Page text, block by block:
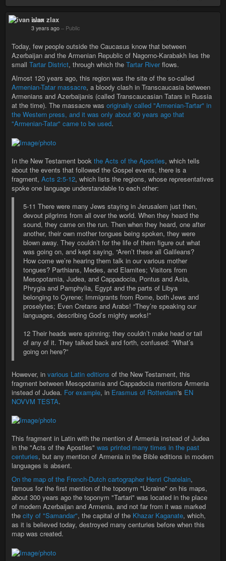
ivan zlax
3 years ago – Public
Today, few people outside the Caucasus know that between
Azerbaijan and the Armenian Republic of Nagorno-Karabakh lies the
small Tartar District, through which the Tartar Riverflows.
Almost 120 years ago, this region was the site of the so-called
Armenian-Tatar massacre, a bloody clash in Transcaucasia between
Armenians and Azerbaijanis (called Transcaucasian Tatars in Russia
at the time). The massacre was originally called "Armenian-Tartar" in
the Western press, and it was only about 90 years ago that
"Armenian-Tatar" came to be used.
In the New Testament book the Acts of the Apostles, which tells
about the events that followed the Gospel events, there is a
fragment, Acts 2:5-12, which lists the regions, whose representatives
spoke one language understandable to each other:
5-11 There were many Jews staying in Jerusalem just then,
devout pilgrims from all over the world. When they heard the
sound, they came on the run. Then when they heard, one after
another, their own mother tongues being spoken, they were
blown away. They couldn’t for the life of them figure out what
was going on, and kept saying, “Aren’t these all Galileans?
How come we’re hearing them talk in our various mother
tongues? Parthians, Medes, and Elamites; Visitors from
Mesopotamia, Judea, and Cappadocia, Pontus and Asia,
Phrygia and Pamphylia, Egypt and the parts of Libya
belonging to Cyrene; Immigrants from Rome, both Jews and
proselytes; Even Cretans and Arabs! “They’re speaking our
languages, describing God’s mighty works!”
12 Their heads were spinning; they couldn’t make head or tail
of any of it. They talked back and forth, confused: “What’s
going on here?”
However, in various Latin editions of the New Testament, this
fragment between Mesopotamia and Cappadocia mentions Armenia
instead of Judea. For example, in Erasmus of Rotterdam's EN
NOVVM TESTA.
This fragment in Latin with the mention of Armenia instead of Judea
in the "Acts of the Apostles" was printed many times in the past
centuries, but any mention of Armenia in the Bible editions in modern
languages is absent.
On the map of the French-Dutch cartographer Henri Chatelain,
famous for the first mention of the toponym "Ucraine" on his maps,
about 300 years ago the toponym "Tartari" was located in the place
of modern Azerbaijan and Armenia, and not far from it was marked
the city of "Samandar", the capital of the Khazar Kaganate, which,
as it is believed today, destroyed many centuries before when this
map was created.